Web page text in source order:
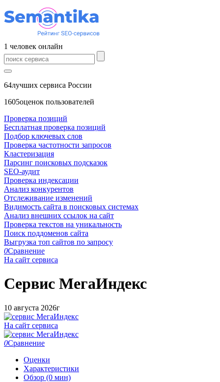
1 человек онлайн
64лучших сервиса России
1605оценок пользователей
Проверка позиций
Бесплатная проверка позиций
Подбор ключевых слов
Проверка частотности запросов
Кластеризация
Парсинг поисковых подсказок
SEO-аудит
Проверка индексации
Анализ конкурентов
Отслеживание изменений
Видимость сайта в поисковых системах
Анализ внешних ссылок на сайт
Проверка текстов на уникальность
Поиск поддоменов сайта
Выгрузка топ сайтов по запросу
0Сравнение
На сайт сервиса
Сервис МегаИндекс
10 августа 2026г
На сайт сервиса
0Сравнение
Оценки
Характеристики
Обзор (0 мин)